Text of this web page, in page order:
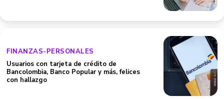
FINANZAS-PERSONALES
Usuarios con tarjeta de crédito de
Bancolombia, Banco Popular y más, felices
con hallazgo